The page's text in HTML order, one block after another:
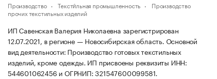
Производство Тексти́льная промышленность
Производство
прочих текстильных изделий
ИП Савенская Валерия Николаевна зарегистрирован
12.07.2021, в регионе — Новосибирская область. Основной
вид деятельности: Производство готовых текстильных
изделий, кроме одежды. ИП присвоены реквизиты ИНН:
544601062456 и ОГРНИП: 321547600099581.